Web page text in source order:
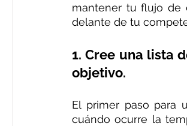
mantener tu flujo de
delante de tu
1. Cree una lista
objetivo.
El primer paso para
cuándo ocurre la